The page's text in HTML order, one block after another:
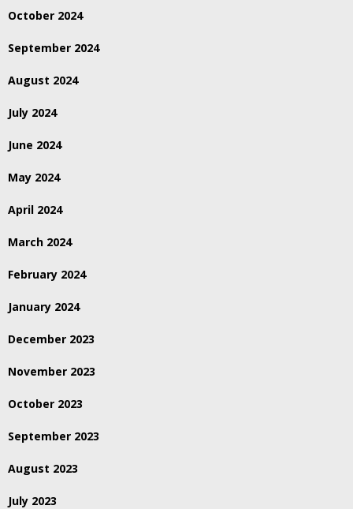
October 2024
September 2024
August 2024
July 2024
June 2024
May 2024
April 2024
March 2024
February 2024
January 2024
December 2023
November 2023
October 2023
September 2023
August 2023
July 2023